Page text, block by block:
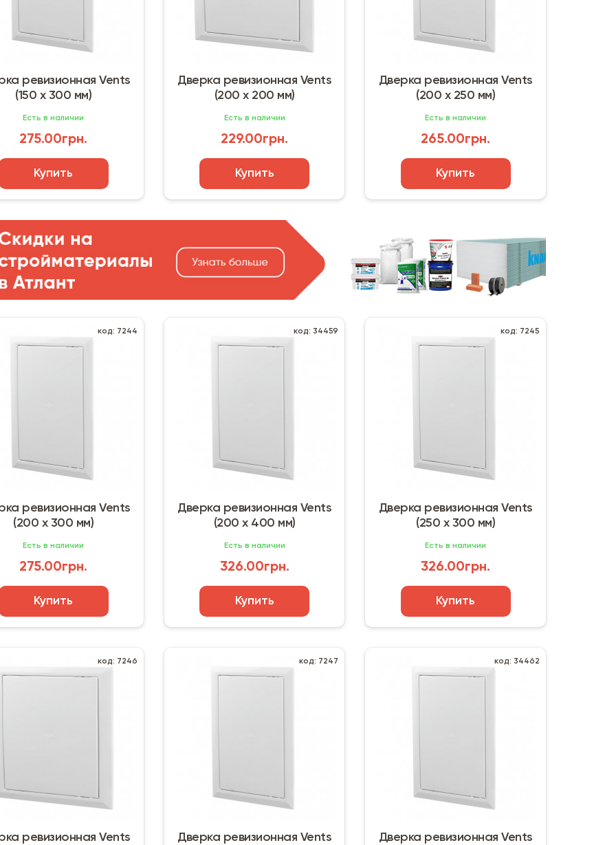
ревизионная Vents
(150 х 300 мм)
Есть в наличии
275.00грн.
Купить
Дверка ревизионная Vents
(200 х 200 мм)
Есть в наличии
229.00грн.
Купить
Дверка ревизионная Vents
(200 х 250 мм)
Есть в наличии
265.00грн.
Купить
код: 7244
ревизионная Vents
(200 х 300 мм)
Есть в наличии
275.00грн.
Купить
код: 34459
Дверка ревизионная Vents
(200 х 400 мм)
Есть в наличии
326.00грн.
Купить
код: 7245
Дверка ревизионная Vents
(250 х 300 мм)
Есть в наличии
326.00грн.
Купить
код: 7246
ревизионная Vents
код: 7247
Дверка ревизионная Vents
код: 34462
Дверка ревизионная Vents